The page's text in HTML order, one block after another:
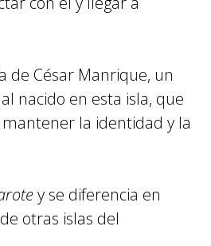
de César Manrique, un
nacido en esta isla, que
la identidad y la
y se diferencia en
otras islas del